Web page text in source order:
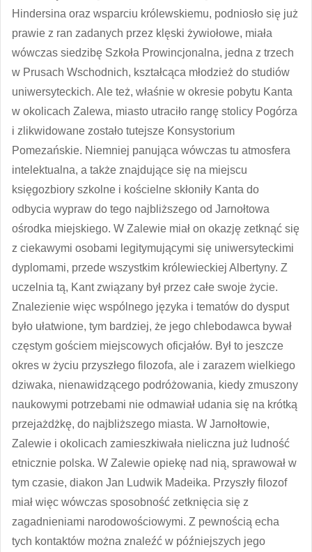
Hindersina oraz wsparciu królewskiemu, podniosło się już
prawie z ran zadanych przez klęski żywiołowe, miała
wówczas siedzibę Szkoła Prowincjonalna, jedna z trzech
w Prusach Wschodnich, kształcąca młodzież do studiów
uniwersyteckich. Ale też, właśnie w okresie pobytu Kanta
w okolicach Zalewa, miasto utraciło rangę stolicy Pogórza
i zlikwidowane zostało tutejsze Konsystorium
Pomezańskie. Niemniej panująca wówczas tu atmosfera
intelektualna, a także znajdujące się na miejscu
księgozbiory szkolne i kościelne skłoniły Kanta do
odbycia wypraw do tego najbliższego od Jarnołtowa
ośrodka miejskiego. W Zalewie miał on okazję zetknąć się
z ciekawymi osobami legitymującymi się uniwersyteckimi
dyplomami, przede wszystkim królewieckiej Albertyny. Z
uczelnia tą, Kant związany był przez całe swoje życie.
Znalezienie więc wspólnego języka i tematów do dysput
było ułatwione, tym bardziej, że jego chlebodawca bywał
częstym gościem miejscowych oficjałów. Był to jeszcze
okres w życiu przyszłego filozofa, ale i zarazem wielkiego
dziwaka, nienawidzącego podróżowania, kiedy zmuszony
naukowymi potrzebami nie odmawiał udania się na krótką
przejażdżkę, do najbliższego miasta. W Jarnołtowie,
Zalewie i okolicach zamieszkiwała nieliczna już ludność
etnicznie polska. W Zalewie opiekę nad nią, sprawował w
tym czasie, diakon Jan Ludwik Madeika. Przyszły filozof
miał więc wówczas sposobność zetknięcia się z
zagadnieniami narodowościowymi. Z pewnością echa
tych kontaktów można znaleźć w późniejszych jego